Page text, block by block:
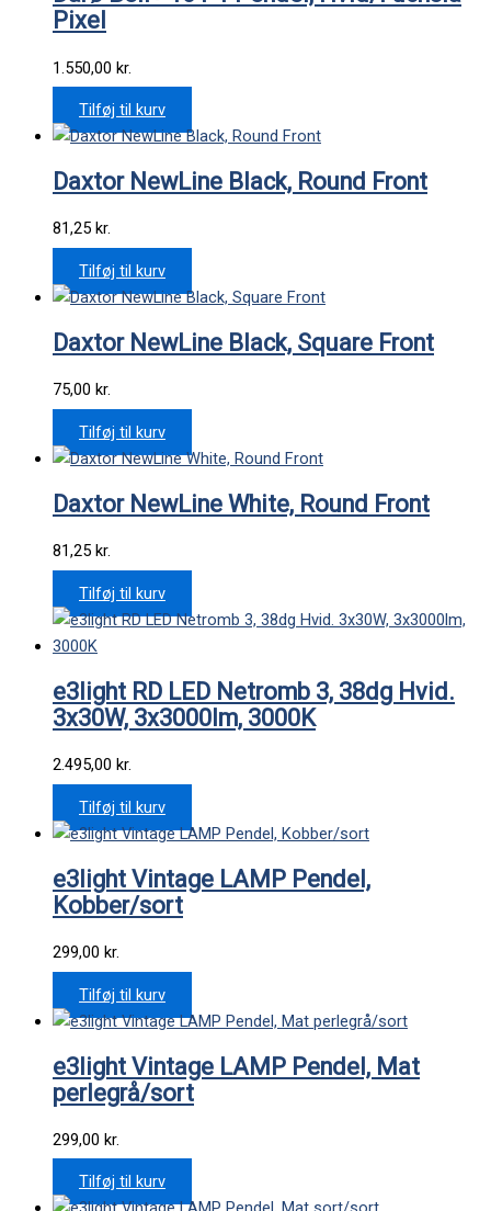
Pixel
1.550,00 kr.
Tilføj til kurv
Daxtor NewLine Black, Round Front
81,25 kr.
Tilføj til kurv
Daxtor NewLine Black, Square Front
75,00 kr.
Tilføj til kurv
Daxtor NewLine White, Round Front
81,25 kr.
Tilføj til kurv
e3light RD LED Netromb 3, 38dg Hvid.
3x30W, 3x3000lm, 3000K
2.495,00 kr.
Tilføj til kurv
e3light Vintage LAMP Pendel,
Kobber/sort
299,00 kr.
Tilføj til kurv
e3light Vintage LAMP Pendel, Mat
perlegrå/sort
299,00 kr.
Tilføj til kurv